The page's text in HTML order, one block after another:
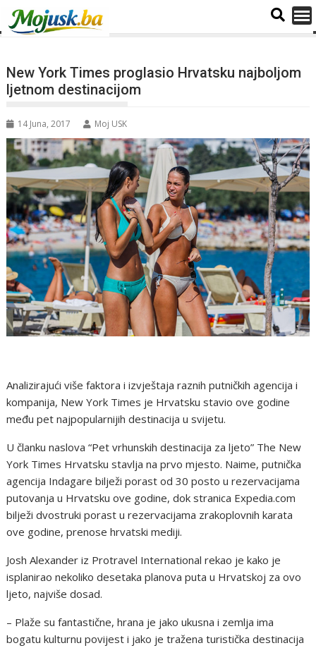
New York Times proglasio Hrvatsku najboljom
ljetnom destinacijom
14 Juna, 2017 Moj USK
Analizirajući više faktora i izvještaja raznih putničkih agencija i
kompanija, New York Times je Hrvatsku stavio ove godine
među pet najpopularnijih destinacija u svijetu.
U članku naslova “Pet vrhunskih destinacija za ljeto” The New
York Times Hrvatsku stavlja na prvo mjesto. Naime, putnička
agencija Indagare bilježi porast od 30 posto u rezervacijama
putovanja u Hrvatsku ove godine, dok stranica Expedia.com
bilježi dvostruki porast u rezervacijama zrakoplovnih karata
ove godine, prenose hrvatski mediji.
Josh Alexander iz Protravel International rekao je kako je
isplanirao nekoliko desetaka planova puta u Hrvatskoj za ovo
ljeto, najviše dosad.
– Plaže su fantastične, hrana je jako ukusna i zemlja ima
bogatu kulturnu povijest i jako je tražena turistička destinacija